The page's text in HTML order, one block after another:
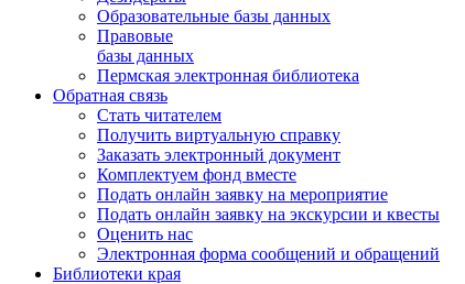
Образовательные базы данных
Правовые
базы данных
Пермская электронная библиотека
Обратная связь
Стать читателем
Получить виртуальную справку
Заказать электронный документ
Комплектуем фонд вместе
Подать онлайн заявку на мероприятие
Подать онлайн заявку на экскурсии и квесты
Оценить нас
Электронная форма сообщений и обращений
Библиотеки края